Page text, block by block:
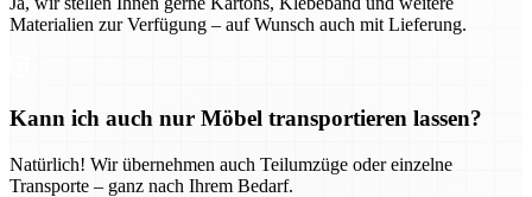
Materialien zur Verfügung – auf Wunsch auch mit Lieferung.
Kann ich auch nur Möbel transportieren lassen?
Natürlich! Wir übernehmen auch Teilumzüge oder einzelne
Transporte – ganz nach Ihrem Bedarf.